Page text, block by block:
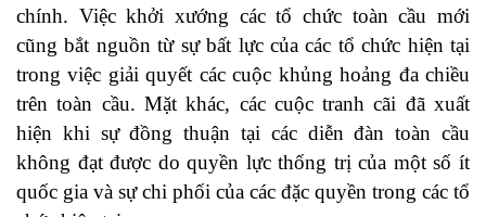
chính. Việc khởi xướng các tổ chức toàn cầu mới
cũng bắt nguồn từ sự bất lực của các tổ chức hiện tại
trong việc giải quyết các cuộc khủng hoảng đa chiều
trên toàn cầu. Mặt khác, các cuộc tranh cãi đã xuất
hiện khi sự đồng thuận tại các diễn đàn toàn cầu
không đạt được do quyền lực thống trị của một số ít
quốc gia và sự chi phối của các đặc quyền trong các tổ